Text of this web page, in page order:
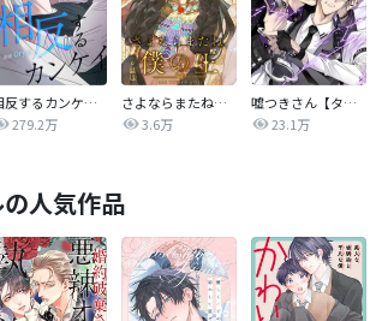
相反するカンケイ【改訂版】
279.2万
さよならまたね、僕の王【タテヨミ】
3.6万
嘘つきさん【タテヨミ】
23.1万
人気作品